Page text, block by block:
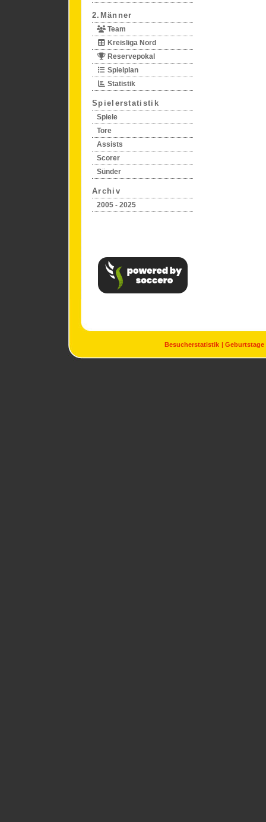
2.Männer
Team
Kreisliga Nord
Reservepokal
Spielplan
Statistik
Spielerstatistik
Spiele
Tore
Assists
Scorer
Sünder
Archiv
2005 - 2025
Besucherstatistik Geburtstage